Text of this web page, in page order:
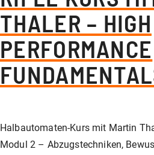
THALER – HIGH
PERFORMANCE
Halbautomaten-Kurs mit Martin
Modul 2 – Abzugstechniken,